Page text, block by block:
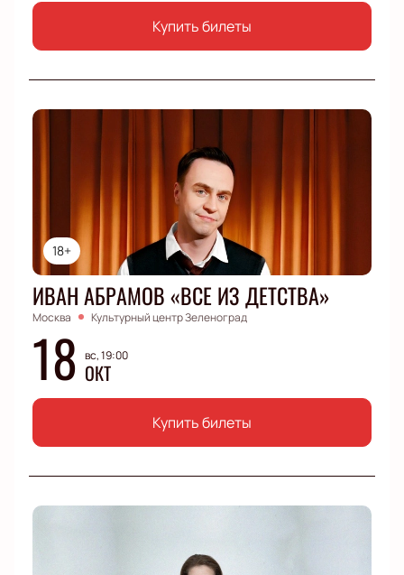
Купить билеты
18+
ИВАН АБРАМОВ «ВСЕ ИЗ ДЕТСТВА»
Москва Культурный центр Зеленоград
18 вс, 19:00
ОКТ
Купить билеты